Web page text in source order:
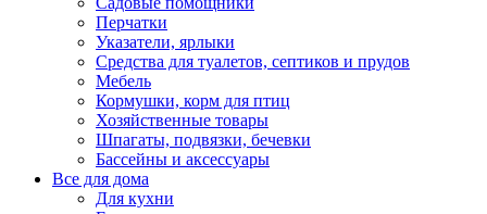
Перчатки
Указатели, ярлыки
Средства для туалетов, септиков и прудов
Мебель
Кормушки, корм для птиц
Хозяйственные товары
Шпагаты, подвязки, бечевки
Бассейны и аксессуары
Все для дома
Для кухни